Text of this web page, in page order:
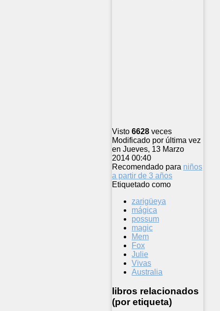
Visto 6628 veces
Modificado por última vez
en Jueves, 13 Marzo
2014 00:40
Recomendado para niños
a partir de 3 años
Etiquetado como
zarigüeya
mágica
possum
magic
Mem
Fox
Julie
Vivas
Australia
libros relacionados
(por etiqueta)